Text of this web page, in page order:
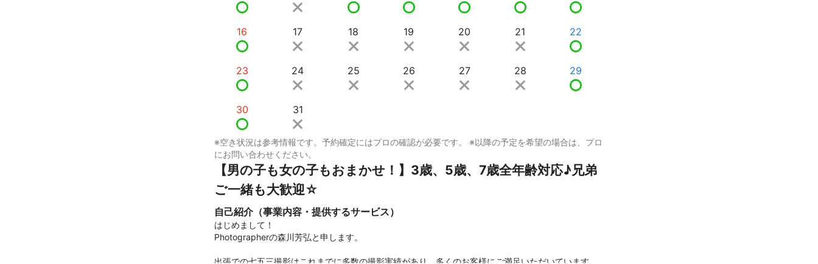
16 17 18 19 20 21 22
23 24 25 26 27 28 29
30 31
※空き状況は参考情報です。予約確定にはプロの確認が必要です。 ※以降の予定を希望の場合は、プロ
にお問い合わせください。
【男の子も女の子もおまかせ！】3歳、5歳、7歳全年齢対応♪兄弟
ご一緒も大歓迎☆
自己紹介（事業内容・提供するサービス）
はじめまして！
Photographerの森川芳弘と申します。
出張での七五三撮影はこれまでに多数の撮影実績があり、多くのお客様にご満足いただいています。